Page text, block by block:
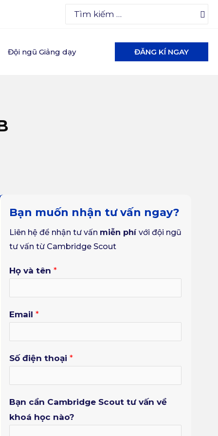
Search
for:
Đội ngũ Giảng dạy ĐĂNG KÍ NGAY
Bạn muốn nhận tư vấn ngay?
Liên hệ để nhận tư vấn miễn phívới đội ngũ
tư vấn từ Cambridge Scout
Họ và tên*
Email*
Số điện thoại*
Bạn cần Cambridge Scout tư vấn về
khoá học nào?